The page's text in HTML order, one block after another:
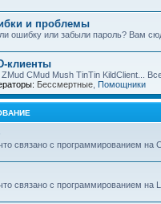
и проблемы
ошибку или забыли пароль? Вам
клиенты
CMud Mush TinTin KildClient...
Бессмертные Помощники
связано с программированием на
связано с программированием на